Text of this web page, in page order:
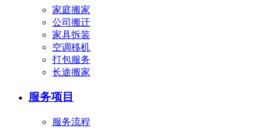
家庭搬家
公司搬迁
家具拆装
空调移机
打包服务
长途搬家
服务项目
服务流程